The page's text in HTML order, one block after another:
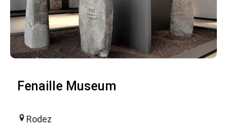
Fenaille Museum
Rodez